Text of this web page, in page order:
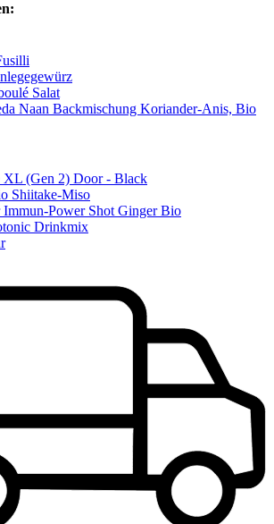
Salat
Naan Backmischung Koriander-Anis, Bio
XL (Gen 2) Door - Black
Shiitake-Miso
Immun-Power Shot Ginger Bio
Drinkmix